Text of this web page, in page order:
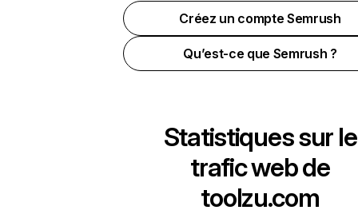
Créez un compte Semrush
Qu’est-ce que Semrush ?
Statistiques sur le
trafic web de
toolzu.com